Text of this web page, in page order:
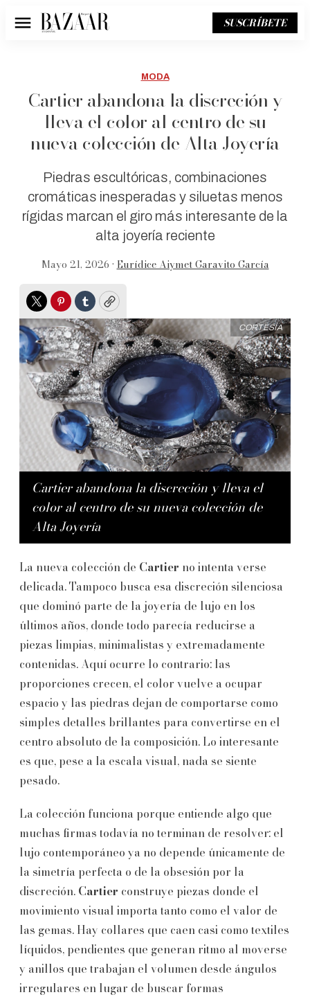
Menú SUSCRÍBETE
MODA
Cartier abandona la discreción y
lleva el color al centro de su
nueva colección de Alta Joyería
Piedras escultóricas, combinaciones
cromáticas inesperadas y siluetas menos
rígidas marcan el giro más interesante de la
alta joyería reciente
Mayo 21, 2026 • Eurídice Aiymet Garavito García
TwitterPinterest
TumblrCopy
Cartier abandona la discreción y lleva el
color al centro de su nueva colección de
Alta Joyería
CORTESÍA
La nueva colección de Cartier no intenta verse
delicada. Tampoco busca esa discreción silenciosa
que dominó parte de la joyería de lujo en los
últimos años, donde todo parecía reducirse a
piezas limpias, minimalistas y extremadamente
contenidas. Aquí ocurre lo contrario: las
proporciones crecen, el color vuelve a ocupar
espacio y las piedras dejan de comportarse como
simples detalles brillantes para convertirse en el
centro absoluto de la composición. Lo interesante
es que, pese a la escala visual, nada se siente
pesado.
La colección funciona porque entiende algo que
muchas firmas todavía no terminan de resolver: el
lujo contemporáneo ya no depende únicamente de
la simetría perfecta o de la obsesión por la
discreción. Cartier construye piezas donde el
movimiento visual importa tanto como el valor de
las gemas. Hay collares que caen casi como textiles
líquidos, pendientes que generan ritmo al moverse
y anillos que trabajan el volumen desde ángulos
irregulares en lugar de buscar formas